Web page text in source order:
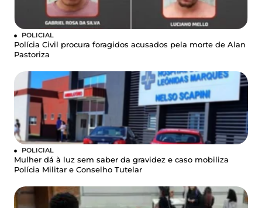
POLICIAL
Polícia Civil procura foragidos acusados pela morte de Alan
Pastoriza
POLICIAL
Mulher dá à luz sem saber da gravidez e caso mobiliza
Polícia Militar e Conselho Tutelar